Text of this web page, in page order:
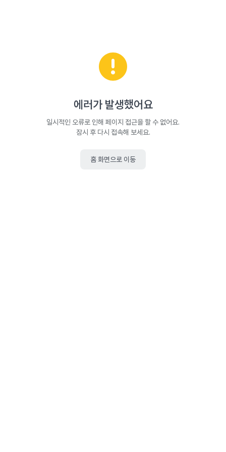
에러가 발생했어요
일시적인 오류로 인해 페이지 접근을 할 수 없어요.
잠시 후 다시 접속해 보세요.
홈 화면으로 이동